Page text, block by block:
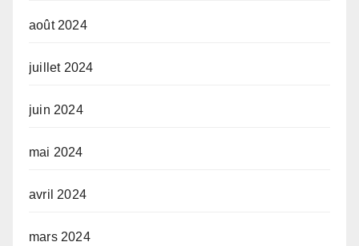
août 2024
juillet 2024
juin 2024
mai 2024
avril 2024
mars 2024